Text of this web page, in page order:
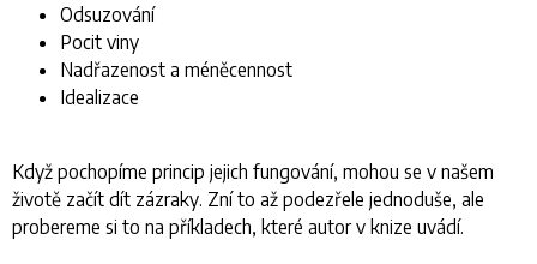
Odsuzování
Pocit viny
Nadřazenost a méněcennost
Idealizace
Když pochopíme princip jejich fungování, mohou se v našem
životě začít dít zázraky. Zní to až podezřele jednoduše, ale
probereme si to na příkladech, které autor v knize uvádí.